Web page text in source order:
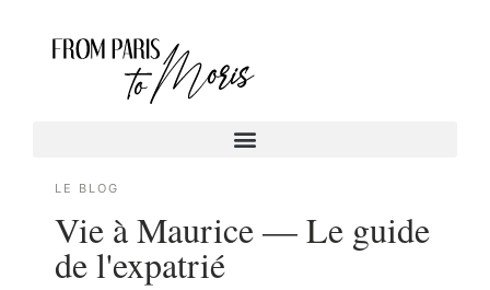
LE BLOG
Vie à Maurice — Le guide
de l'expatrié